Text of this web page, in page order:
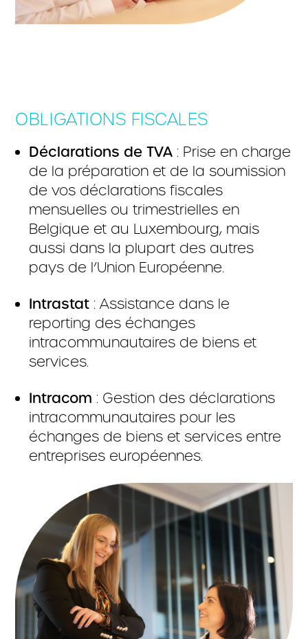
OBLIGATIONS FISCALES
Déclarations de TVA : Prise en charge
de la préparation et de la soumission
de vos déclarations fiscales
mensuelles ou trimestrielles en
Belgique et au Luxembourg, mais
aussi dans la plupart des autres
pays de l’Union Européenne.
Intrastat : Assistance dans le
reporting des échanges
intracommunautaires de biens et
services.
Intracom : Gestion des déclarations
intracommunautaires pour les
échanges de biens et services entre
entreprises européennes.